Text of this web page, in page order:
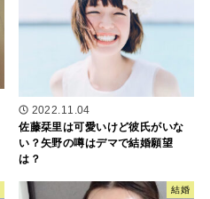
2022.11.04
佐藤栞里は可愛いけど彼氏がいな
い？矢野の噂はデマで結婚願望
は？
結婚